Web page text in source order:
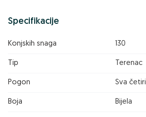
Specifikacije
Konjskih snaga 130
Tip Terenac
Pogon Sva četiri
Boja Bijela